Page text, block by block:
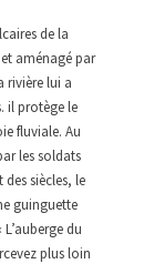
de la
aménagé par
rivière lui a
il protège le
fluviale. Au
les soldats
siècles, le
guinguette
du
plus loin